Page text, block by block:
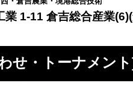
業 1-11 倉吉総合産業
せ・トーナメン